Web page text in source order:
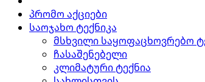
პრომო აქციები
საოჯახო ტექნიკა
მსხვილი საყოფაცხოვრებო
ჩასაშენებელი
კლიმატური ტექნია